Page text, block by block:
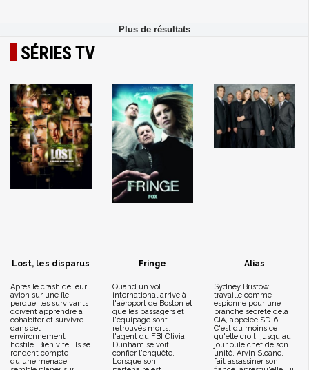
SÉRIES TV
Lost, les disparus
Après le crash de leur
avion sur une île
perdue, les survivants
doivent apprendre à
cohabiter et survivre
dans cet
environnement
hostile. Bien vite, ils se
rendent compte
qu'une menace
Fringe
Quand un vol
international arrive à
l'aéroport de Boston et
que les passagers et
l'équipage sont
retrouvés morts,
l'agent du FBI Olivia
Dunham se voit
confier l'enquête.
Lorsque son
Alias
Sydney Bristow
travaille comme
espionne pour une
branche secrète dela
CIA, appelée SD-6.
C'est du moins ce
qu'elle croit, jusqu'au
jour oùle chef de son
unité, Arvin Sloane,
fait assassiner son